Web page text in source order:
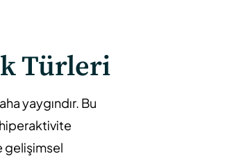
Türleri
yaygındır. Bu
gelişimsel